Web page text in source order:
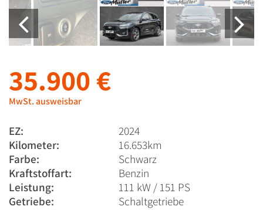
35.900 €
MwSt. ausweisbar
EZ:
2024
Kilometer:
16.653km
Farbe:
Schwarz
Kraftstoffart:
Benzin
Leistung:
111 kW / 151 PS
Getriebe:
Schaltgetriebe